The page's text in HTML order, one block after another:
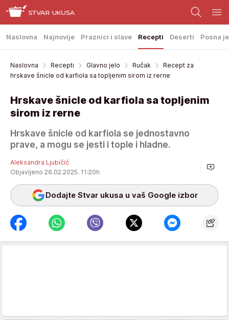
Naslovna Najnovije Praznici i slave Recepti Deserti Posna
Naslovna Recepti Glavno jelo Ručak
Recept za
hrskave šnicle od karfiola sa topljenim sirom iz rerne
Hrskave šnicle od karfiola sa topljenim
sirom iz rerne
Hrskave šnicle od karfiola se jednostavno
prave, a mogu se jesti i tople i hladne.
Aleksandra Ljubičić
Objavljeno 26.02.2025. 11:20h
Dodajte Stvar ukusa u vaš Google izbor